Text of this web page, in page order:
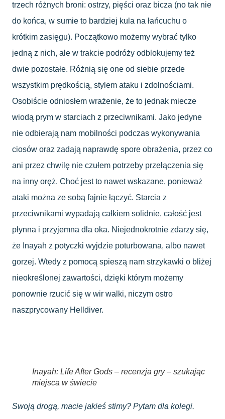
trzech różnych broni: ostrzy, pięści oraz bicza (no tak nie
do końca, w sumie to bardziej kula na łańcuchu o
krótkim zasięgu). Początkowo możemy wybrać tylko
jedną z nich, ale w trakcie podróży odblokujemy też
dwie pozostałe. Różnią się one od siebie przede
wszystkim prędkością, stylem ataku i zdolnościami.
Osobiście odniosłem wrażenie, że to jednak miecze
wiodą prym w starciach z przeciwnikami. Jako jedyne
nie odbierają nam mobilności podczas wykonywania
ciosów oraz zadają naprawdę spore obrażenia, przez co
ani przez chwilę nie czułem potrzeby przełączenia się
na inny oręż. Choć jest to nawet wskazane, ponieważ
ataki można ze sobą fajnie łączyć. Starcia z
przeciwnikami wypadają całkiem solidnie, całość jest
płynna i przyjemna dla oka. Niejednokrotnie zdarzy się,
że Inayah z potyczki wyjdzie poturbowana, albo nawet
gorzej. Wtedy z pomocą spieszą nam strzykawki o bliżej
nieokreślonej zawartości, dzięki którym możemy
ponownie rzucić się w wir walki, niczym ostro
naszprycowany Helldiver.
Inayah: Life After Gods – recenzja gry – szukając
miejsca w świecie
Swoją drogą, macie jakieś stimy? Pytam dla kolegi.